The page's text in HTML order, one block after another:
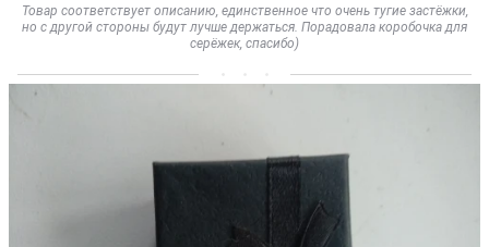
Товар соответствует описанию, единственное что очень тугие застёжки,
но с другой стороны будут лучше держаться. Порадовала коробочка для
серёжек, спасибо)